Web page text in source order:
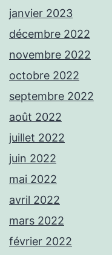
janvier 2023
décembre 2022
novembre 2022
octobre 2022
septembre 2022
août 2022
juillet 2022
juin 2022
mai 2022
avril 2022
mars 2022
février 2022